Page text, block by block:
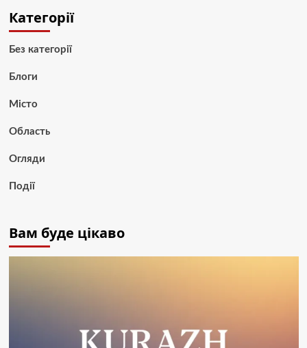
Категорії
Без категорії
Блоги
Місто
Область
Огляди
Події
Вам буде цікаво